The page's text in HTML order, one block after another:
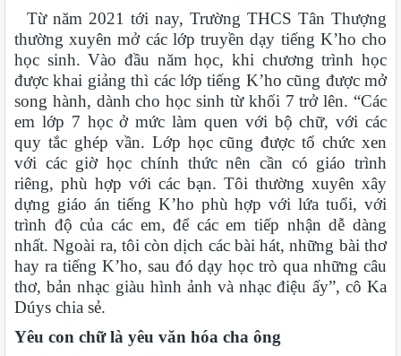
Từ năm 2021 tới nay, Trường THCS Tân Thượng
thường xuyên mở các lớp truyền dạy tiếng K’ho cho
học sinh. Vào đầu năm học, khi chương trình học
được khai giảng thì các lớp tiếng K’ho cũng được mở
song hành, dành cho học sinh từ khối 7 trở lên. “Các
em lớp 7 học ở mức làm quen với bộ chữ, với các
quy tắc ghép vần. Lớp học cũng được tổ chức xen
với các giờ học chính thức nên cần có giáo trình
riêng, phù hợp với các bạn. Tôi thường xuyên xây
dựng giáo án tiếng K’ho phù hợp với lứa tuổi, với
trình độ của các em, để các em tiếp nhận dễ dàng
nhất. Ngoài ra, tôi còn dịch các bài hát, những bài thơ
hay ra tiếng K’ho, sau đó dạy học trò qua những câu
thơ, bản nhạc giàu hình ảnh và nhạc điệu ấy”, cô Ka
Dúys chia sẻ.
Yêu con chữ là yêu văn hóa cha ông